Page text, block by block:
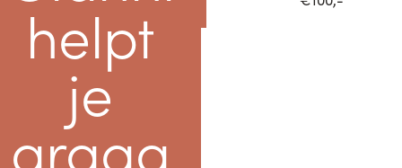
helpt
je
graag